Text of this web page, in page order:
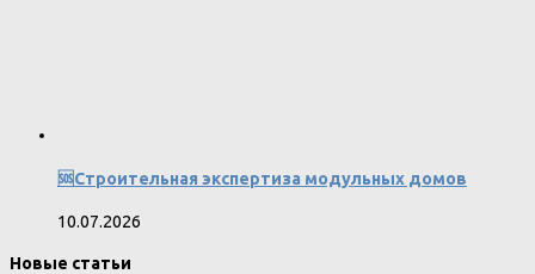
🆘Строительная экспертиза модульных домов
10.07.2026
Новые статьи